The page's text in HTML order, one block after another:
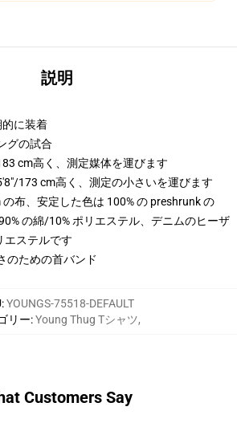
説明
に装着
グの試合
cm高く、測定媒体を運びます
173 cm高く、測定の小さいを運びます
布、安定した色は 100% の preshrunk の
の綿/10% ポリエステル、デニムのヒーザ
エステルです
のための首バンド
:YOUNGS-75518-DEFAULT
リー:Young Thug Tシャツ,
Customers Say